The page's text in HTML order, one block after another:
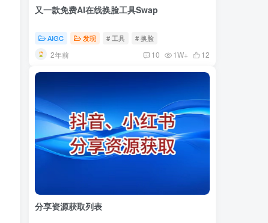
又一款免费AI在线换脸工具Swap
AIGC 发现 # 工具 # 换脸
2年前 10 1W+ 12
分享资源获取列表